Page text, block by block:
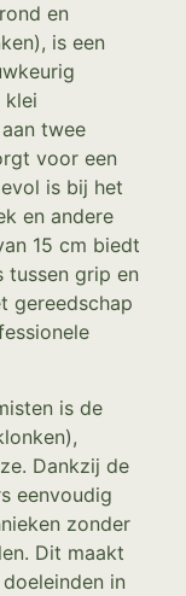
en
is een
klei
twee
voor een
is bij het
en andere
15 cm biedt
tussen grip en
gereedschap
is de
Dankzij de
eenvoudig
zonder
Dit maakt
in